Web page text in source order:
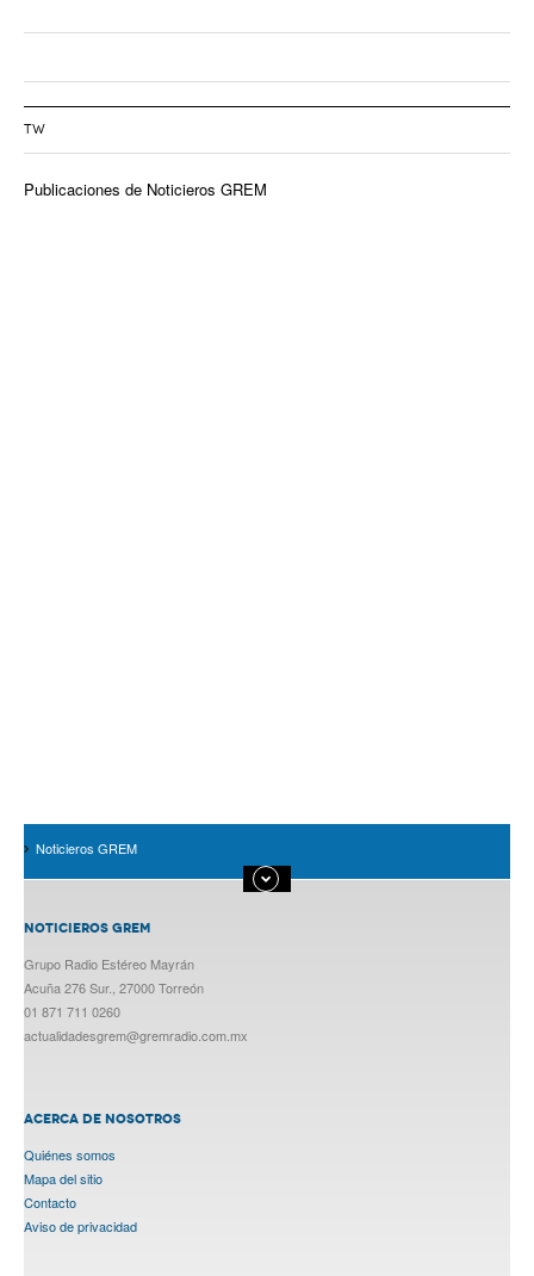
TW
Publicaciones de Noticieros GREM
Noticieros GREM
NOTICIEROS GREM
Grupo Radio Estéreo Mayrán
Acuña 276 Sur., 27000 Torreón
01 871 711 0260
actualidadesgrem@gremradio.com.mx
ACERCA DE NOSOTROS
Quiénes somos
Mapa del sitio
Contacto
Aviso de privacidad